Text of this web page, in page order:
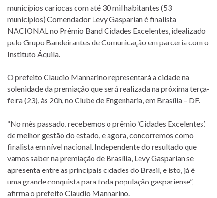
municípios cariocas com até 30 mil habitantes (53
municípios) Comendador Levy Gasparian é finalista
NACIONAL no Prêmio Band Cidades Excelentes, idealizado
pelo Grupo Bandeirantes de Comunicação em parceria com o
Instituto Áquila.
O prefeito Claudio Mannarino representará a cidade na
solenidade da premiação que será realizada na próxima terça-
feira (23), às 20h, no Clube de Engenharia, em Brasília – DF.
“No mês passado, recebemos o prêmio ‘Cidades Excelentes’,
de melhor gestão do estado, e agora, concorremos como
finalista em nível nacional. Independente do resultado que
vamos saber na premiação de Brasília, Levy Gasparian se
apresenta entre as principais cidades do Brasil, e isto, já é
uma grande conquista para toda população gaspariense”,
afirma o prefeito Claudio Mannarino.